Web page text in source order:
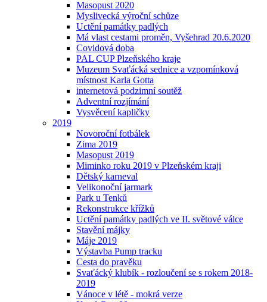
Masopust 2020
Myslivecká výroční schůze
Uctění památky padlých
Má vlast cestami proměn, Vyšehrad 20.6.2020
Covidová doba
PAL CUP Plzeňského kraje
Muzeum Svaťácká sednice a vzpomínková
místnost Karla Gotta
internetová podzimní soutěž
Adventní rozjímání
Vysvěcení kapličky
2019
Novoroční fotbálek
Zima 2019
Masopust 2019
Miminko roku 2019 v Plzeňském kraji
Dětský karneval
Velikonoční jarmark
Park u Tenků
Rekonstrukce křížků
Uctění památky padlých ve II. světové válce
Stavění májky
Máje 2019
Výstavba Pump tracku
Cesta do pravěku
Svaťácký klubík - rozloučení se s rokem 2018-
2019
Vánoce v létě - mokrá verze